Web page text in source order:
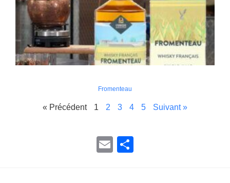
Fromenteau
« Précédent 1 2 3 4 5 Suivant »
E